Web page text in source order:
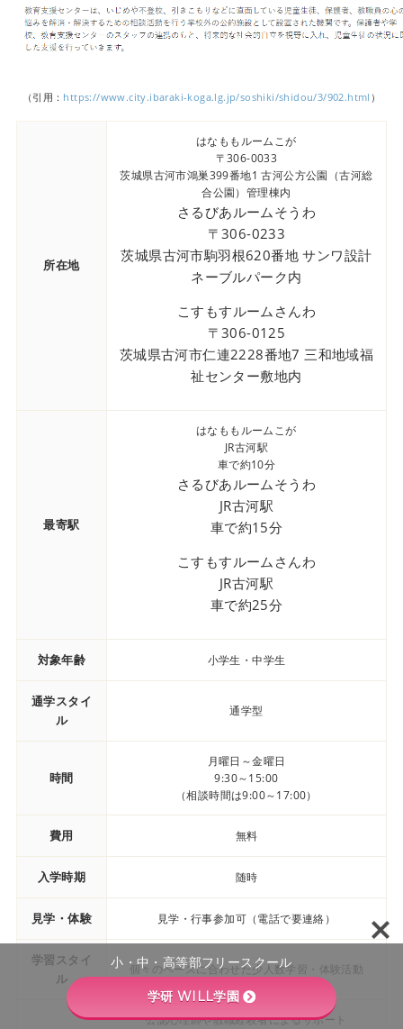
（引用： https://www.city.ibaraki-koga.lg.jp/soshiki/shidou/3/902.html ）
所在地
はなももルームこが
〒306-0033
茨城県古河市鴻巣399番地1 古河公方公園（古河総
合公園）管理棟内
さるびあルームそうわ
〒306-0233
茨城県古河市駒羽根620番地 サンワ設計
ネーブルパーク内
こすもすルームさんわ
〒306-0125
茨城県古河市仁連2228番地7 三和地域福
祉センター敷地内
最寄駅
はなももルームこが
JR古河駅
車で約10分
さるびあルームそうわ
JR古河駅
車で約15分
こすもすルームさんわ
JR古河駅
車で約25分
対象年齢 小学生・中学生
通学スタイ
ル
通学型
時間
月曜日～金曜日
9:30～15:00
（相談時間は9:00～17:00）
費用 無料
入学時期 随時
見学・体験 見学・行事参加可（電話で要連絡）
学習スタイ
ル
個々のペースに合わせた少人数学習・体験活動
公認心理師や教職経験者によるサポート
小・中・高等部フリースクール
学研 WILL学園